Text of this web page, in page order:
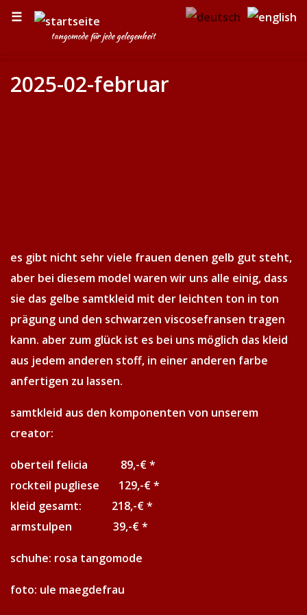
☰
tangomode für jede gelegenheit
2025-02-februar
es gibt nicht sehr viele frauen denen gelb gut steht,
aber bei diesem model waren wir uns alle einig, dass
sie das gelbe samtkleid mit der leichten ton in ton
prägung und den schwarzen viscosefransen tragen
kann. aber zum glück ist es bei uns möglich das kleid
aus jedem anderen stoff, in einer anderen farbe
anfertigen zu lassen.
samtkleid aus den komponenten von unserem
creator:
oberteil felicia 89,-€ *
rockteil pugliese 129,-€ *
kleid gesamt: 218,-€ *
armstulpen 39,-€ *
schuhe: rosa tangomode
foto: ule maegdefrau